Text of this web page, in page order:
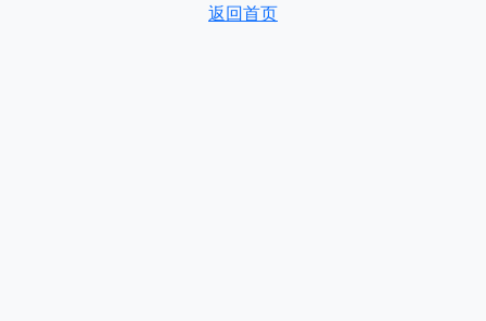
返回首页